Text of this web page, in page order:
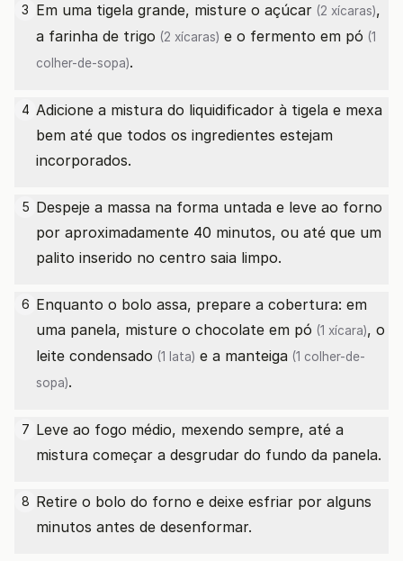
3 Em uma tigela grande, misture o açúcar (2 xícaras),
a farinha de trigo (2 xícaras) e o fermento em pó (1
colher-de-sopa).
4 Adicione a mistura do liquidificador à tigela e mexa
bem até que todos os ingredientes estejam
incorporados.
5 Despeje a massa na forma untada e leve ao forno
por aproximadamente 40 minutos, ou até que um
palito inserido no centro saia limpo.
6 Enquanto o bolo assa, prepare a cobertura: em
uma panela, misture o chocolate em pó (1 xícara), o
leite condensado (1 lata) e a manteiga (1 colher-de-
sopa).
7 Leve ao fogo médio, mexendo sempre, até a
mistura começar a desgrudar do fundo da panela.
8 Retire o bolo do forno e deixe esfriar por alguns
minutos antes de desenformar.